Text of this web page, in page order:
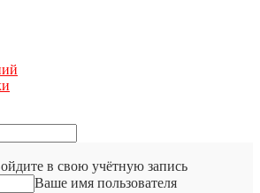
в свою учётную запись
Ваше имя пользователя